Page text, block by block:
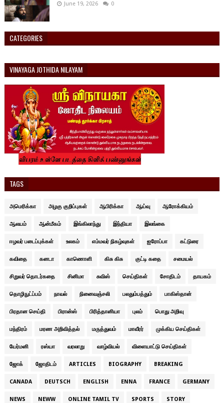
June 19, 2026 0
CATEGORIES
VINAYAGA JOTHIDA NILAYAM
TAGS
அமெரிக்கா அழகு குறிப்புகள் ஆபிரிக்கா ஆய்வு ஆரோக்கியம்
ஆலயம் ஆன்மீகம் இங்கிலாந்து இந்தியா இலங்கை
ஈழவர் படைப்புக்கள் உலகம் எம்மவர் நிகழ்வுகள் ஐரோப்பா கட்டுரை
கவிதை கனடா காணொளி கிசு கிசு குட்டி கதை சமையல்
சிறுவர் தொடர்கதை சினிமா சுவிஸ் செய்திகள் சோதிடம் தாயகம்
தொழிநுட்ப்பம் நாவல் நினைவஞ்சலி பலதும்பத்தும் பாகிஸ்தான்
பிரதான செய்தி பிரான்ஸ் பிரித்தானியா புலம் பொது அறிவு
மந்திரம் மரண அறிவித்தல் மருத்துவம் மாவீரர் முக்கிய செய்திகள்
யேர்மனி ரஸ்யா வரலாறு வாழ்வியல் விளையாட்டு செய்திகள்
ஜோக் ஜோதிடம் ARTICLES BIOGRAPHY BREAKING
CANADA DEUTSCH ENGLISH ENNA FRANCE GERMANY
NEWS NEWW ONLINE TAMIL TV SPORTS STORY